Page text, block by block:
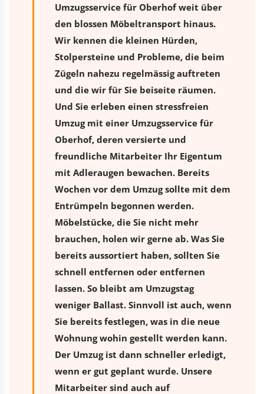
Umzugsservice für Oberhof weit über
den blossen Möbeltransport hinaus.
Wir kennen die kleinen Hürden,
Stolpersteine und Probleme, die beim
Zügeln nahezu regelmässig auftreten
und die wir für Sie beiseite räumen.
Und Sie erleben einen stressfreien
Umzugmit einer Umzugsservice für
Oberhof, deren versierte und
freundliche Mitarbeiter Ihr Eigentum
mit Adleraugen bewachen. Bereits
Wochen vor dem Umzug sollte mit dem
Entrümpeln begonnen werden.
Möbelstücke, die Sie nicht mehr
brauchen, holen wir gerne ab. Was Sie
bereits aussortiert haben, sollten Sie
schnell entfernen oder entfernen
lassen. So bleibt am Umzugstag
weniger Ballast. Sinnvoll ist auch, wenn
Sie bereits festlegen, was in die neue
Wohnung wohin gestellt werden kann.
Der Umzug ist dann schneller erledigt,
wenn er gut geplant wurde. Unsere
Mitarbeiter sind auch auf